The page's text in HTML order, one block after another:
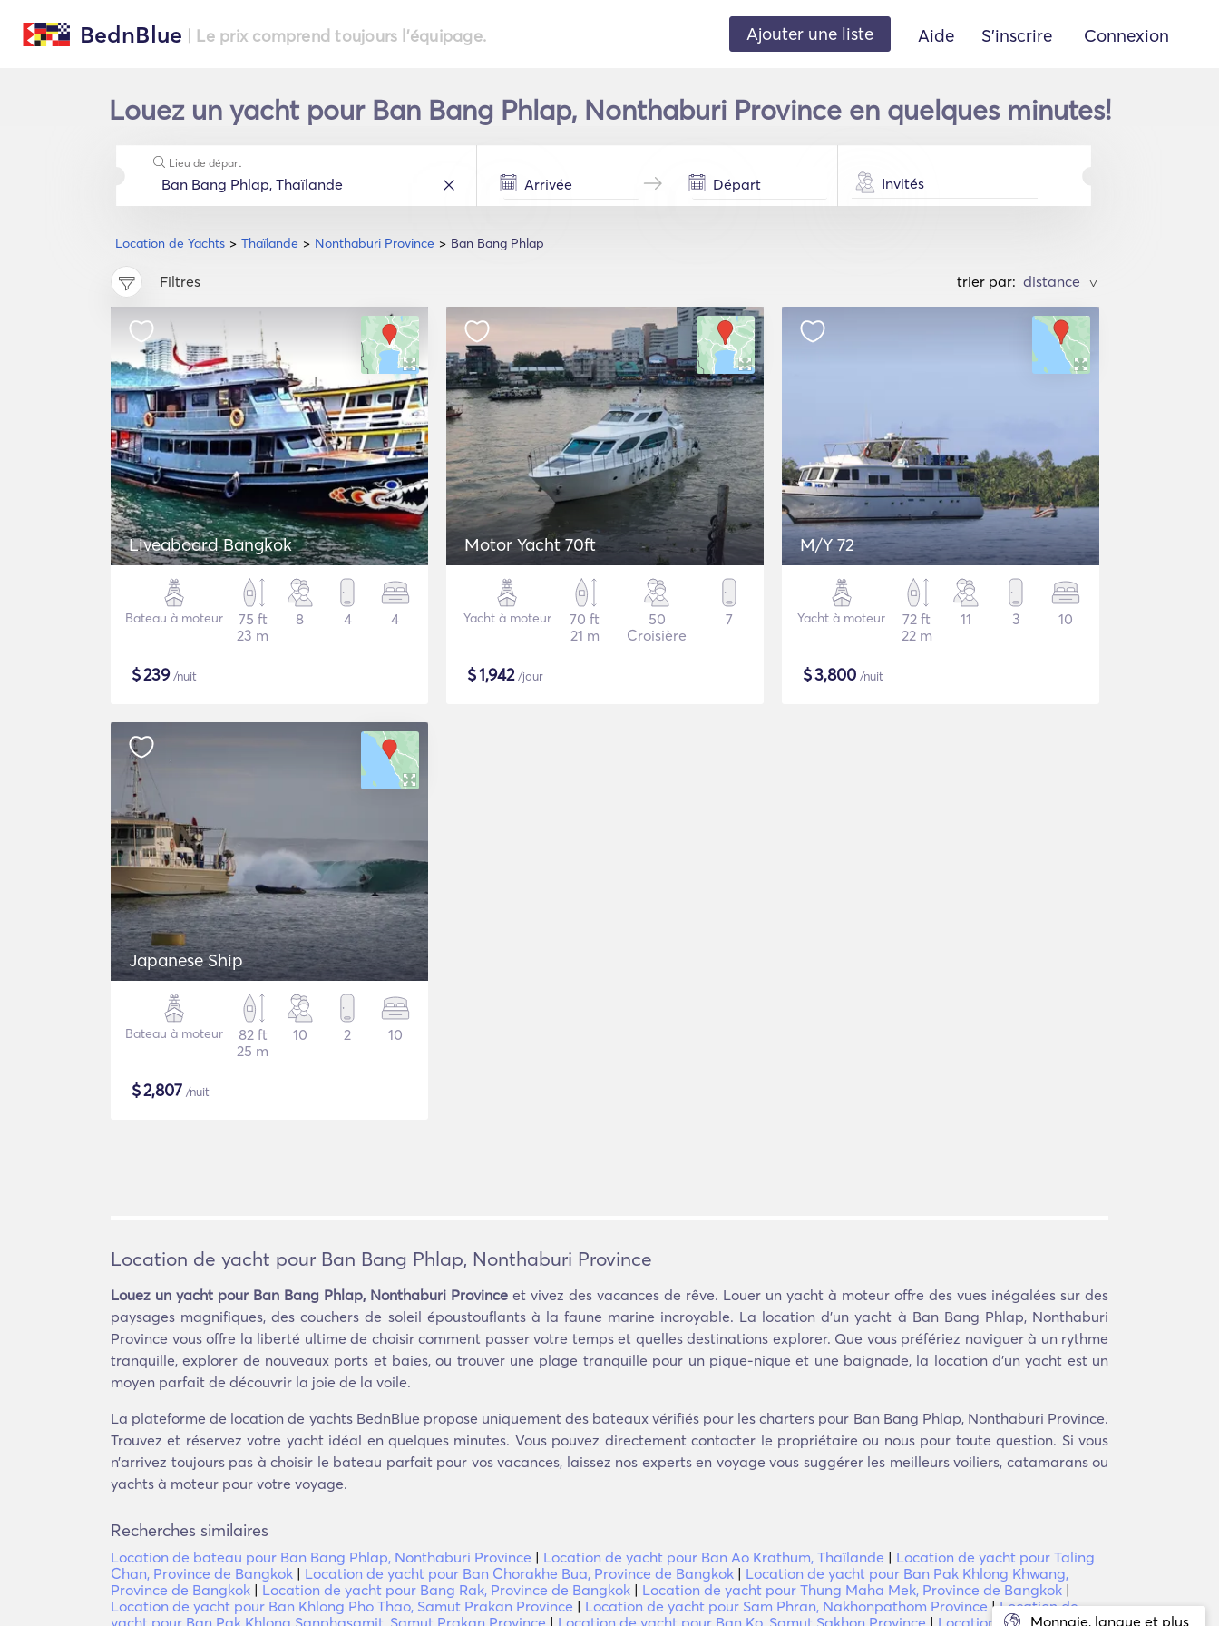
BednBlue | Le prix comprend toujours l'équipage. Ajouter une liste Aide S'inscrire Connexion
Louez un yacht pour Ban Bang Phlap, Nonthaburi Province en quelques minutes!
Location de Yachts Thaïlande Nonthaburi Province Ban Bang Phlap
Lieu de départ
Invités
Filtres trier par: >
Liveaboard Bangkok
Bateau à moteur
75 ft
23 m
8 4 4
$239/nuit
Motor Yacht 70ft
Yacht à moteur
70 ft
21 m
50
Croisière
7
$1,942/jour
M/Y 72
Yacht à moteur
72 ft
22 m
11 3 10
$3,800 /nuit
Japanese Ship
Bateau à moteur
82 ft
25 m
10 2 10
$2,807 /nuit
Monnaie, langue et plus
Location de yacht pour Ban Bang Phlap, Nonthaburi Province
Louez un yacht pour Ban Bang Phlap, Nonthaburi Province et vivez des vacances de rêve. Louer un yacht à moteur offre des vues inégalées sur des
paysages magnifiques, des couchers de soleil époustouflants à la faune marine incroyable. La location d'un yacht à Ban Bang Phlap, Nonthaburi
Province vous offre la liberté ultime de choisir comment passer votre temps et quelles destinations explorer. Que vous préfériez naviguer à un rythme
tranquille, explorer de nouveaux ports et baies, ou trouver une plage tranquille pour un pique-nique et une baignade, la location d'un yacht est un
moyen parfait de découvrir la joie de la voile.
La plateforme de location de yachts BednBlue propose uniquement des bateaux vérifiés pour les charters pour Ban Bang Phlap, Nonthaburi Province.
Trouvez et réservez votre yacht idéal en quelques minutes. Vous pouvez directement contacter le propriétaire ou nous pour toute question. Si vous
n’arrivez toujours pas à choisir le bateau parfait pour vos vacances, laissez nos experts en voyage vous suggérer les meilleurs voiliers, catamarans ou
yachts à moteur pour votre voyage.
Recherches similaires
Location de bateau pour Ban Bang Phlap, Nonthaburi Province | Location de yacht pour Ban Ao Krathum, Thaïlande | Location de yacht pour Taling
Chan, Province de Bangkok | Location de yacht pour Ban Chorakhe Bua, Province de Bangkok | Location de yacht pour Ban Pak Khlong Khwang,
Province de Bangkok | Location de yacht pour Bang Rak, Province de Bangkok | Location de yacht pour Thung Maha Mek, Province de Bangkok |
Location de yacht pour Ban Khlong Pho Thao, Samut Prakan Province | Location de yacht pour Sam Phran, Nakhonpathom Province |Location de
yacht pour Ban Pak Khlong Sanphasamit, Samut Prakan Province | Location de yacht pour Ban Ko, Samut Sakhon Province | Location de yacht pour